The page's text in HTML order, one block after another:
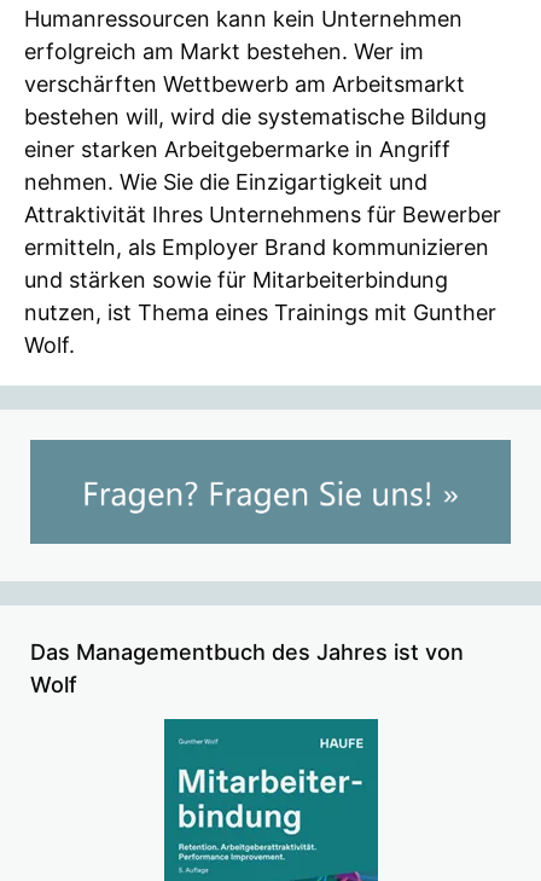
Humanressourcen kann kein Unternehmen
erfolgreich am Markt bestehen. Wer im
verschärften Wettbewerb am Arbeitsmarkt
bestehen will, wird die systematische Bildung
einer starken Arbeitgebermarke in Angriff
nehmen. Wie Sie die Einzigartigkeit und
Attraktivität Ihres Unternehmens für Bewerber
ermitteln, als Employer Brand kommunizieren
und stärken sowie für Mitarbeiterbindung
nutzen, ist Thema eines Trainings mit Gunther
Wolf.
Das Managementbuch des Jahres ist von
Wolf